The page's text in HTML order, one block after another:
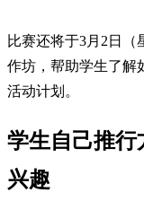
比赛还将于3月2日
作坊，帮助学生了解
活动计划。
学生自己推行
兴趣